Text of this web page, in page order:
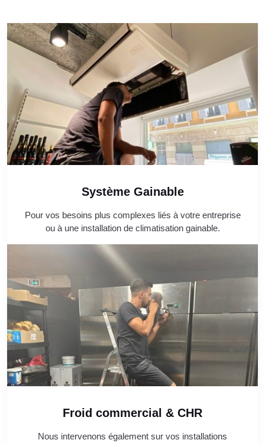
Système Gainable
Pour vos besoins plus complexes liés à votre entreprise
ou à une installation de climatisation gainable.
Froid commercial & CHR
Nous intervenons également sur vos installations